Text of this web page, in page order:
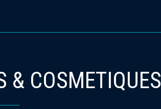
& COSMETIQUES